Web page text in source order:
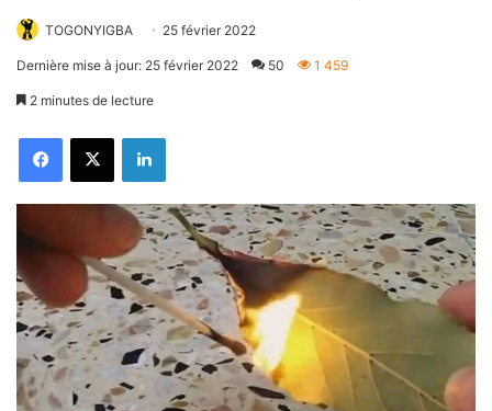
TOGONYIGBA 25 février 2022
Dernière mise à jour: 25 février 2022 50 1 459
2 minutes de lecture
FacebookX Linkedin